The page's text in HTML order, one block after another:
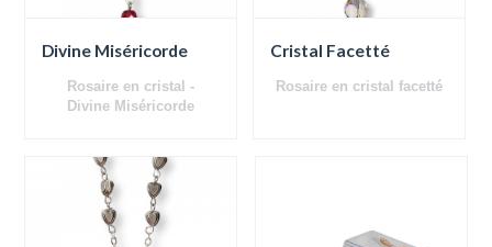
Divine Miséricorde
Rosaire en cristal -
Divine Miséricorde
Cristal Facetté
Rosaire en cristal facetté